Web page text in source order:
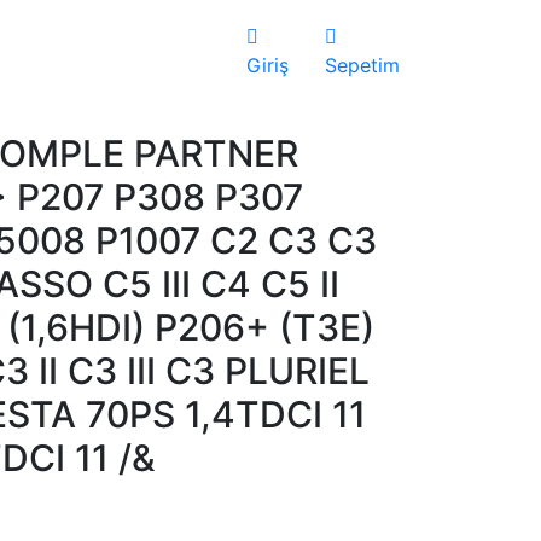
Giriş Sepetim
PARTNER
P207 P308 P307
P1007 C2 C3 C3
C5 III C4 C5 II
P206+ (T3E)
II C3 III C3 PLURIEL
70PS 1,4TDCI 11
11 /&